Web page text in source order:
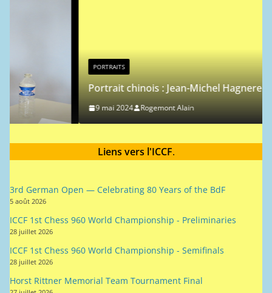
Portrait chinois : Jean-Michel Hagnere
9 mai 2024 Rogemont Alain
Liens vers l'ICCF.
3rd German Open — Celebrating 80 Years of the BdF
5 août 2026
ICCF 1st Chess 960 World Championship - Preliminaries
28 juillet 2026
ICCF 1st Chess 960 World Championship - Semifinals
28 juillet 2026
Horst Rittner Memorial Team Tournament Final